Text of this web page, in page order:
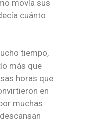
movía sus
cuánto
tiempo,
más que
horas que
en
muchas